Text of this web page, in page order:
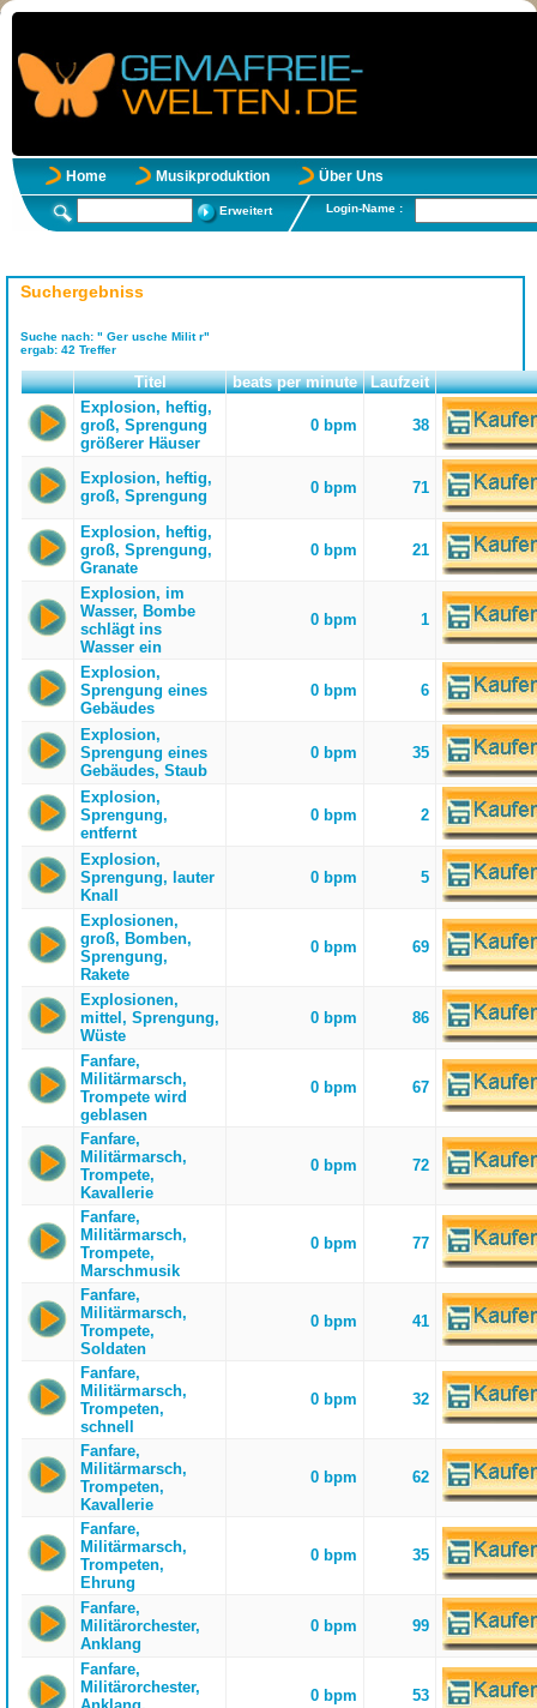
Home Musikproduktion Über Uns
Erweitert Login-Name :
Suchergebniss
Suche nach: " Ger usche Milit r"
ergab: 42 Treffer
Titel beats per minute
Laufzeit
Explosion, heftig,
groß, Sprengung
größerer Häuser
0 bpm 38
Explosion, heftig,
groß, Sprengung
0 bpm 71
Explosion, heftig,
groß, Sprengung,
Granate
0 bpm 21
Explosion, im
Wasser, Bombe
schlägt ins
Wasser ein
0 bpm 1
Explosion,
Sprengung eines
Gebäudes
0 bpm 6
Explosion,
Sprengung eines
Gebäudes, Staub
0 bpm 35
Explosion,
Sprengung,
entfernt
0 bpm 2
Explosion,
Sprengung, lauter
Knall
0 bpm 5
Explosionen,
groß, Bomben,
Sprengung,
Rakete
0 bpm 69
Explosionen,
mittel, Sprengung,
Wüste
0 bpm 86
Fanfare,
Militärmarsch,
Trompete wird
geblasen
0 bpm 67
Fanfare,
Militärmarsch,
Trompete,
Kavallerie
0 bpm 72
Fanfare,
Militärmarsch,
Trompete,
Marschmusik
0 bpm 77
Fanfare,
Militärmarsch,
Trompete,
Soldaten
0 bpm 41
Fanfare,
Militärmarsch,
Trompeten,
schnell
0 bpm 32
Fanfare,
Militärmarsch,
Trompeten,
Kavallerie
0 bpm 62
Fanfare,
Militärmarsch,
Trompeten,
Ehrung
0 bpm 35
Fanfare,
Militärorchester,
Anklang
0 bpm 99
Fanfare,
Militärorchester,
0 bpm 53